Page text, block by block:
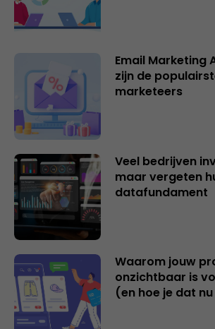
Email Marketing
zijn de
marketeers
Veel bedrijven
maar vergeten
datafundament
Waarom jouw
onzichtbaar is
(en hoe je dat